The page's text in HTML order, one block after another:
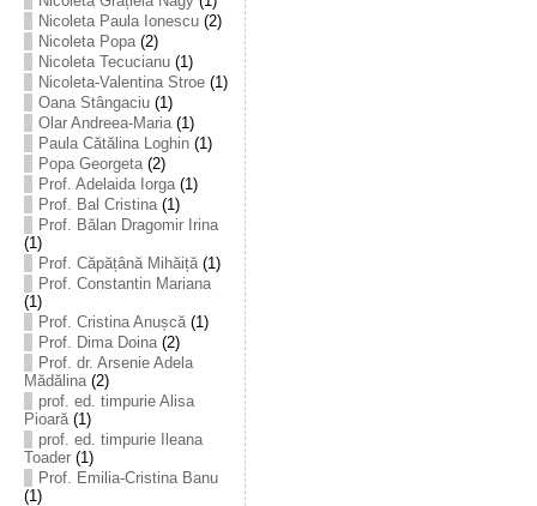
Nicoleta Paula Ionescu(2)
Nicoleta Popa(2)
Nicoleta Tecucianu(1)
Nicoleta-Valentina Stroe(1)
Oana Stângaciu(1)
Olar Andreea-Maria(1)
Paula Cătălina Loghin(1)
Popa Georgeta(2)
Prof. Adelaida Iorga(1)
Prof. Bal Cristina(1)
Prof. Bălan Dragomir Irina
(1)
Prof. Căpățână Mihăiță(1)
Prof. Constantin Mariana
(1)
Prof. Cristina Anușcă(1)
Prof. Dima Doina(2)
Prof. dr. Arsenie Adela
Mădălina(2)
prof. ed. timpurie Alisa
Pioară(1)
prof. ed. timpurie Ileana
Toader(1)
Prof. Emilia-Cristina Banu
(1)